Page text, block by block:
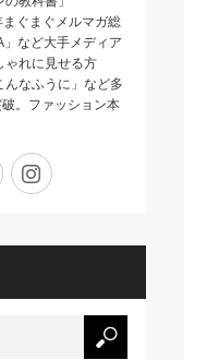
ぐまぐメルマガ総
など大手メディア
ゃれに見せる方
なふうに」など多
。ファッション本
Facebook